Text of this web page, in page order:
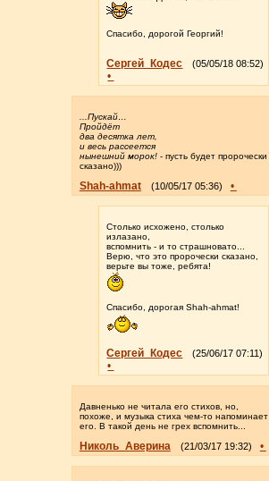
Спасибо, дорогой Георгий!
Сергей_Кодес (05/05/18 08:52)
•
...Пускай…
Пройдёт
два десятка лет,
и весь рассеется
нынешний морок! - пусть будет пророчески
сказано)))
Shah-ahmat (10/05/17 05:36) •
Столько исхожено, столько
излазано,
вспомнить - и то страшновато...
Верю, что это пророчески сказано,
верьте вы тоже, ребята!
Спасибо, дорогая Shah-ahmat!
Сергей_Кодес (25/06/17 07:11)
•
Давненько не читала его стихов, но,
похоже, и музыка стиха чем-то напоминает
его. В такой день не грех вспомнить...
Николь_Аверина (21/03/17 19:32) •